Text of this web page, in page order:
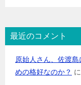
最近のコメント
原始人さん、佐渡
めの格好なのか？ に